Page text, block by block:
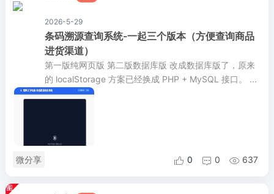
2026-5-29
条码溯源查询系统-一起三个版本（方便查询商品
进货渠道）
第一版纯网页版 第二版数据库版 改成数据库版了，原来
的 localStorage 方案已经换成 PHP + MySQL 接口。 ...
微分享  0  0  637